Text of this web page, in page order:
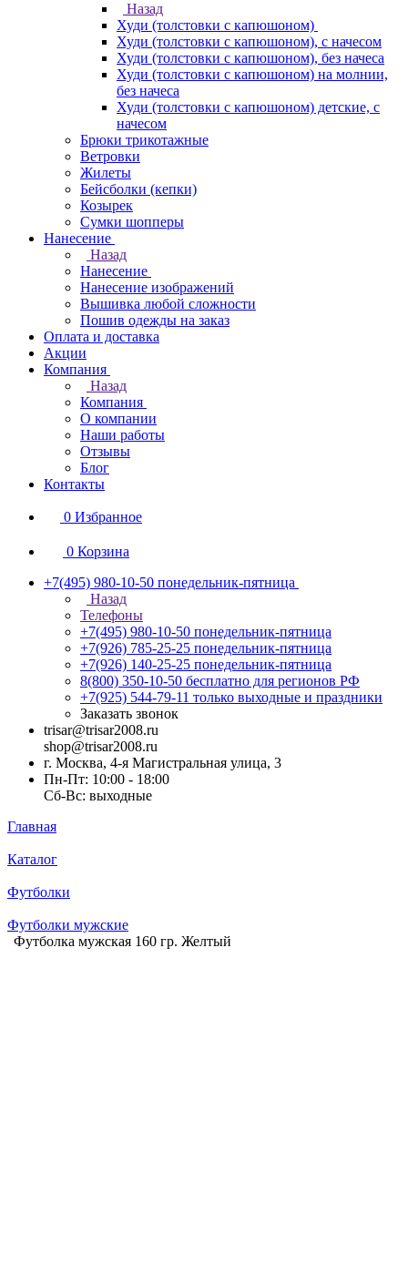
Назад
Худи (толстовки с капюшоном)
Худи (толстовки c капюшоном), с начесом
Худи (толстовки c капюшоном), без начеса
Худи (толстовки с капюшоном) на молнии,
без начеса
Худи (толстовки c капюшоном) детские, с
начесом
Брюки трикотажные
Ветровки
Жилеты
Бейсболки (кепки)
Козырек
Сумки шопперы
Нанесение
Назад
Нанесение
Нанесение изображений
Вышивка любой сложности
Пошив одежды на заказ
Оплата и доставка
Акции
Компания
Назад
Компания
О компании
Наши работы
Отзывы
Блог
Контакты
0 Избранное
0 Корзина
+7(495) 980-10-50 понедельник-пятница
Назад
Телефоны
+7(495) 980-10-50 понедельник-пятница
+7(926) 785-25-25 понедельник-пятница
+7(926) 140-25-25 понедельник-пятница
8(800) 350-10-50 бесплатно для регионов РФ
+7(925) 544-79-11 только выходные и праздники
Заказать звонок
trisar@trisar2008.ru
shop@trisar2008.ru
г. Москва, 4-я Магистральная улица, 3
Пн-Пт: 10:00 - 18:00
Сб-Вс: выходные
Главная
Каталог
Футболки
Футболки мужские
Футболка мужская 160 гр. Желтый